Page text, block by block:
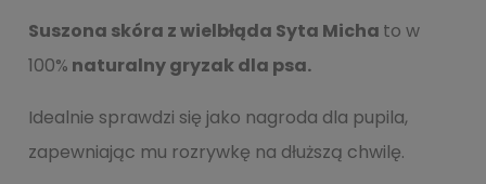
Suszona skóra z wielbłąda Syta Micha to w
100% naturalny gryzak dla psa.
Idealnie sprawdzi się jako nagroda dla pupila,
zapewniając mu rozrywkę na dłuższą chwilę.